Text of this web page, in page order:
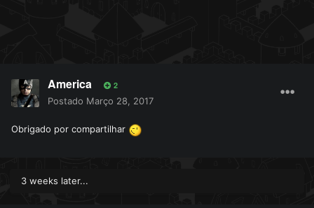
America 2
Postado Março 28, 2017
Obrigado por compartilhar
3 weeks later...